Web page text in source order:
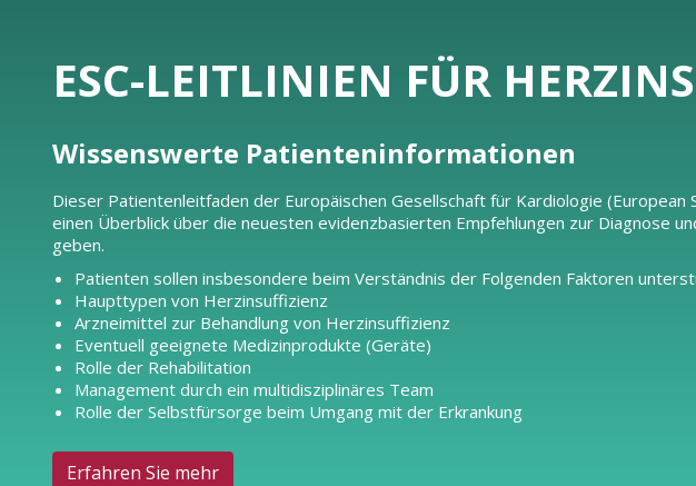
ESC-LEITLINIEN FÜR
Wissenswerte Patienteninformationen
Dieser Patientenleitfaden der Europäischen Gesellschaft für Kardiologie (European
einen Überblick über die neuesten evidenzbasierten Empfehlungen zur Diagnose
geben.
Patienten sollen insbesondere beim Verständnis der Folgenden Faktoren
Haupttypen von Herzinsuffizienz
Arzneimittel zur Behandlung von Herzinsuffizienz
Eventuell geeignete Medizinprodukte (Geräte)
Rolle der Rehabilitation
Management durch ein multidisziplinäres Team
Rolle der Selbstfürsorge beim Umgang mit der Erkrankung
Erfahren Sie mehr